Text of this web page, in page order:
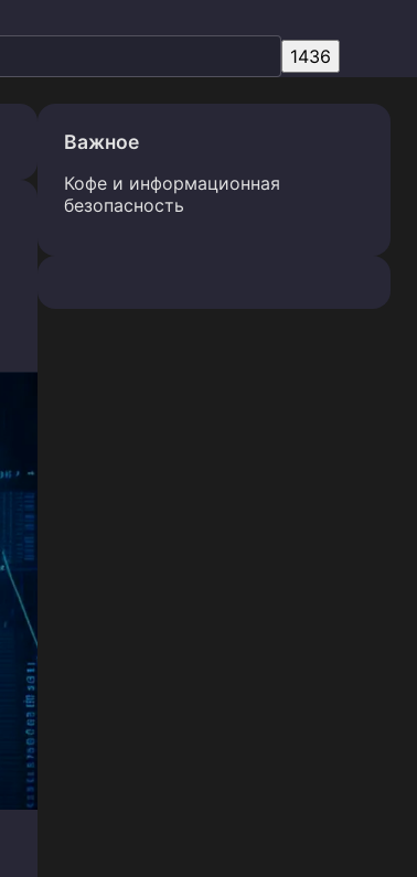
Важное
Кофе и информационная
безопасность